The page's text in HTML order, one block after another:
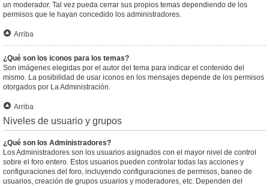
un moderador. Tal vez pueda cerrar sus propios temas dependiendo de los
permisos que le hayan concedido los administradores.
Arriba
¿Qué son los iconos para los temas?
Son imágenes elegidas por el autor del tema para indicar el contenido del
mismo. La posibilidad de usar iconos en los mensajes depende de los permisos
otorgados por La Administración.
Arriba
Niveles de usuario y grupos
¿Qué son los Administradores?
Los Administradores son los usuarios asignados con el mayor nivel de control
sobre el foro entero. Estos usuarios pueden controlar todas las acciones y
configuraciones del foro, incluyendo configuraciones de permisos, baneo de
usuarios, creación de grupos usuarios y moderadores, etc. Dependen del